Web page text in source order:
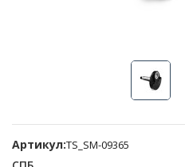
Артикул:TS_SM-09365